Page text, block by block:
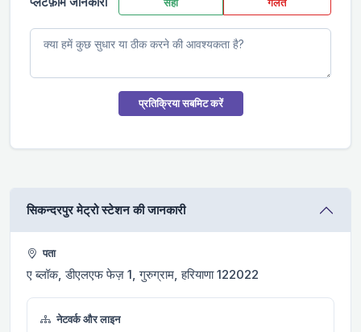
प्रतिक्रिया सबमिट करें
सिकन्दरपुर मेट्रो स्टेशन की जानकारी
पता
ए ब्लॉक, डीएलएफ फेज़ 1, गुरुग्राम, हरियाणा 122022
नेटवर्क और लाइन